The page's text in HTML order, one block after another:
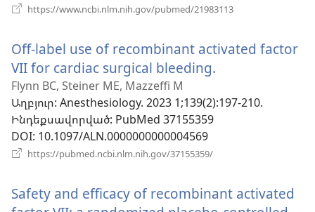
https://www.ncbi.nlm.nih.gov/pubmed/21983113
պատուհան)
Off-label use of recombinant activated factor
VII for cardiac surgical bleeding.
նոր
Flynn BC, Steiner ME, Mazzeffi M
Աղբյուր‎: Anesthesiology. 2023 1;139(2):197-210.
Ինդեքսավորված‎: PubMed 37155359
DOI‎: 10.1097/ALN.0000000000004569
https://pubmed.ncbi.nlm.nih.gov/37155359/
պատուհան)
Safety and efficacy of recombinant activated